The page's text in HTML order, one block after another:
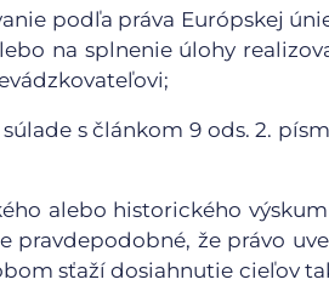
podľa práva Európskej
na splnenie úlohy
s článkom 9 ods. 2.
alebo historického
pravdepodobné, že právo
sťaží dosiahnutie cieľov